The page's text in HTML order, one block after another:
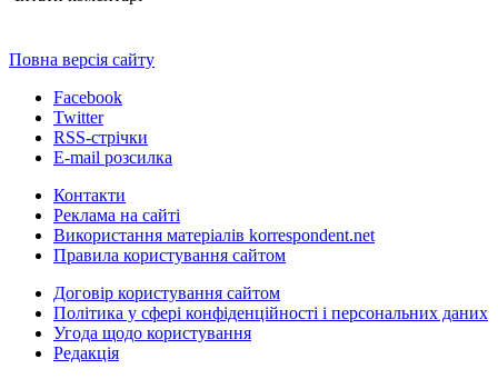
Повна версія сайту
Facebook
Twitter
RSS-стрічки
E-mail розсилка
Контакти
Реклама на сайті
Використання матеріалів korrespondent.net
Правила користування сайтом
Договір користування сайтом
Політика у сфері конфіденційності і персональних даних
Угода щодо користування
Редакція